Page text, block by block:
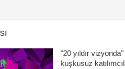
"20 yıldır
kuşkusuz